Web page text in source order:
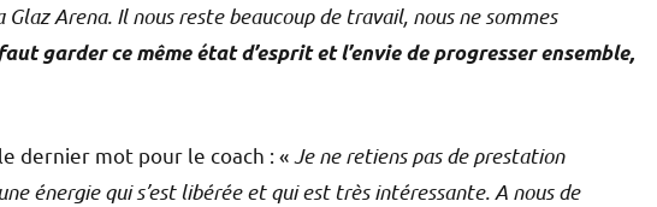
Glaz Arena. Il nous reste beaucoup de travail, nous ne sommes
garder ce même état d’esprit et l’envie de progresser ensemble,
dernier mot pour le coach : «Je ne retiens pas de prestation
énergie qui s’est libérée et qui est très intéressante. A nous de